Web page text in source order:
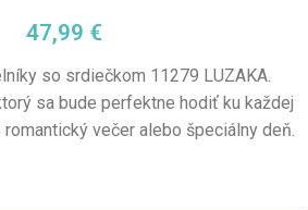
47,99 €
so srdiečkom 11279 LUZAKA.
sa bude perfektne hodiť ku každej
večer alebo špeciálny deň.